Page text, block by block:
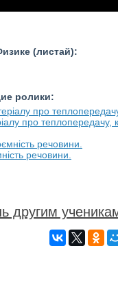
(листай):
ролики:
про теплопередачу,
речовини.
другим